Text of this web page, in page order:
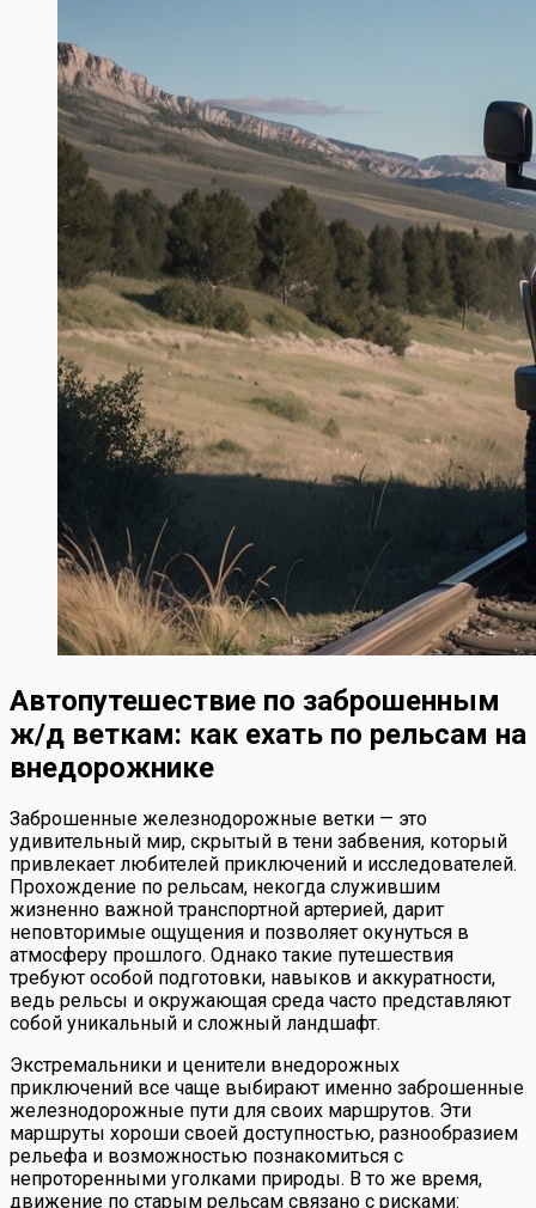
Автопутешествие по заброшенным
ж/д веткам: как ехать по рельсам на
внедорожнике
Заброшенные железнодорожные ветки — это
удивительный мир, скрытый в тени забвения, который
привлекает любителей приключений и исследователей.
Прохождение по рельсам, некогда служившим
жизненно важной транспортной артерией, дарит
неповторимые ощущения и позволяет окунуться в
атмосферу прошлого. Однако такие путешествия
требуют особой подготовки, навыков и аккуратности,
ведь рельсы и окружающая среда часто представляют
собой уникальный и сложный ландшафт.
Экстремальники и ценители внедорожных
приключений все чаще выбирают именно заброшенные
железнодорожные пути для своих маршрутов. Эти
маршруты хороши своей доступностью, разнообразием
рельефа и возможностью познакомиться с
непроторенными уголками природы. В то же время,
движение по старым рельсам связано с рисками: